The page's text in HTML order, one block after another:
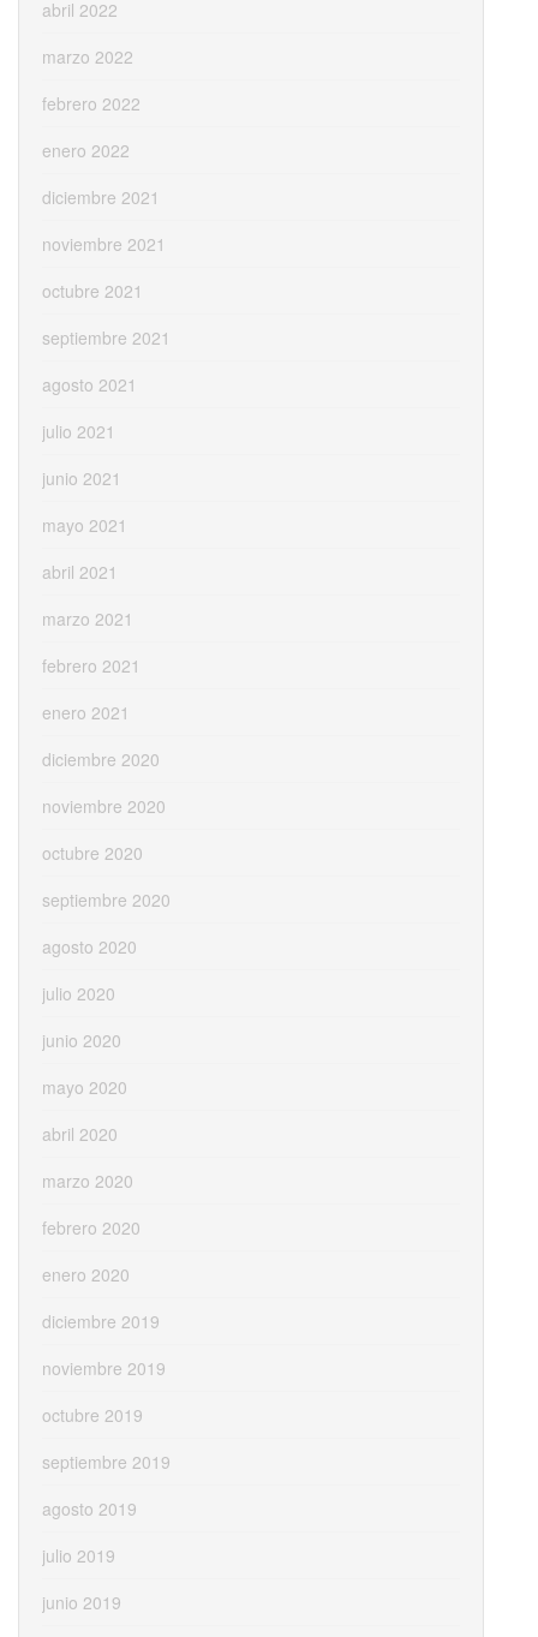
abril 2022
marzo 2022
febrero 2022
enero 2022
diciembre 2021
noviembre 2021
octubre 2021
septiembre 2021
agosto 2021
julio 2021
junio 2021
mayo 2021
abril 2021
marzo 2021
febrero 2021
enero 2021
diciembre 2020
noviembre 2020
octubre 2020
septiembre 2020
agosto 2020
julio 2020
junio 2020
mayo 2020
abril 2020
marzo 2020
febrero 2020
enero 2020
diciembre 2019
noviembre 2019
octubre 2019
septiembre 2019
agosto 2019
julio 2019
junio 2019